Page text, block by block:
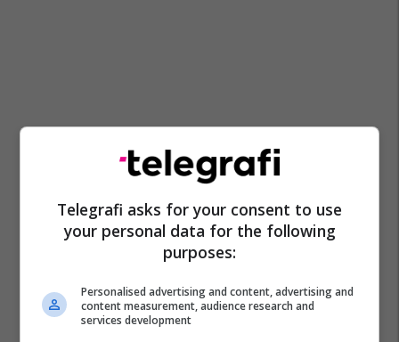
Telegrafi asks for your consent to use
your personal data for the following
purposes:
Personalised advertising and content, advertising and
content measurement, audience research and
services development